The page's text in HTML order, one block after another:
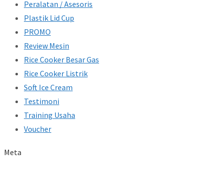
Peralatan / Asesoris
Plastik Lid Cup
PROMO
Review Mesin
Rice Cooker Besar Gas
Rice Cooker Listrik
Soft Ice Cream
Testimoni
Training Usaha
Voucher
Meta